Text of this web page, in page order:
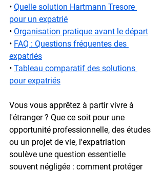
• Quelle solution Hartmann Tresore
pour un expatrié
• Organisation pratique avant le départ
• FAQ : Questions fréquentes des
expatriés
• Tableau comparatif des solutions
pour expatriés
Vous vous apprêtez à partir vivre à
l'étranger ? Que ce soit pour une
opportunité professionnelle, des études
ou un projet de vie, l'expatriation
soulève une question essentielle
souvent négligée : comment protéger